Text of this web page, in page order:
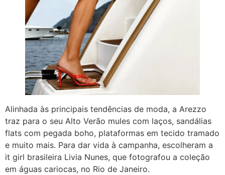
Alinhada às principais tendências de moda, a Arezzo
traz para o seu Alto Verão mules com laços, sandálias
flats com pegada boho, plataformas em tecido tramado
e muito mais. Para dar vida à campanha, escolheram a
it girl brasileira Livia Nunes, que fotografou a coleção
em águas cariocas, no Rio de Janeiro.